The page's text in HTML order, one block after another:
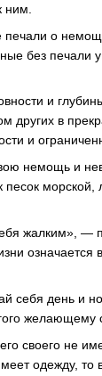
ним.
о
без печали
и
других в
и
немощь и
морской,
жалким»,
себя день и
желающему
своего не
одежду, то